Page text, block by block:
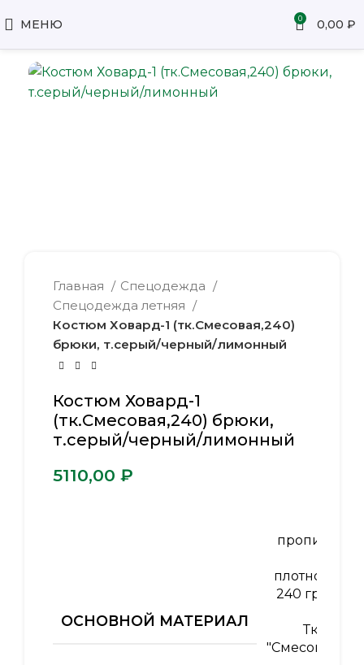
МЕНЮ 0 0,00 ₽
Главная
Спецодежда
Спецодежда летняя
Костюм Ховард-1 (тк.Смесовая,240)
брюки, т.серый/черный/лимонный
Костюм Ховард-1
(тк.Смесовая,240) брюки,
т.серый/черный/лимонный
₽
ОСНОВНОЙ МАТЕРИАЛ
пропитка
плотность
240 гр/м2
Ткань
"Смесовая"